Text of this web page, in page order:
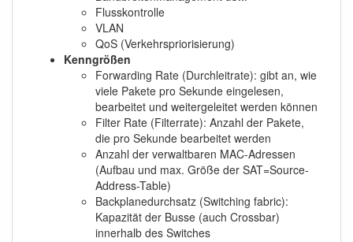
Flusskontrolle
VLAN
QoS (Verkehrspriorisierung)
Kenngrößen
Forwarding Rate (Durchleitrate): gibt an, wie
viele Pakete pro Sekunde eingelesen,
bearbeitet und weitergeleitet werden können
Filter Rate (Filterrate): Anzahl der Pakete,
die pro Sekunde bearbeitet werden
Anzahl der verwaltbaren MAC-Adressen
(Aufbau und max. Größe der SAT=Source-
Address-Table)
Backplanedurchsatz (Switching fabric):
Kapazität der Busse (auch Crossbar)
innerhalb des Switches